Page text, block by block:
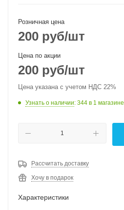
Розничная цена
200 руб/шт
Цена по акции
200 руб/шт
Цена указана с учетом НДС 22%
Узнать о наличии: 344 в 1 магазине
Рассчитать доставку
Хочу в подарок
Характеристики